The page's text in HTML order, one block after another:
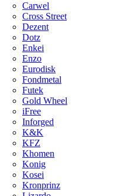
Carwel
Cross Street
Dezent
Dotz
Enkei
Enzo
Eurodisk
Fondmetal
Futek
Gold Wheel
iFree
Inforged
K&K
KFZ
Khomen
Konig
Kosei
Kronprinz